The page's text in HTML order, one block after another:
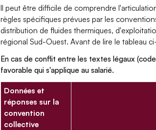
Il peut être difficile de comprendre
règles spécifiques prévues par les
distribution de fluides thermiques,
régional Sud-Ouest. Avant de lire le tableau
En cas de conflit entre les textes légaux
favorable qui s'applique au salarié.
Données et
réponses sur la
convention
collective